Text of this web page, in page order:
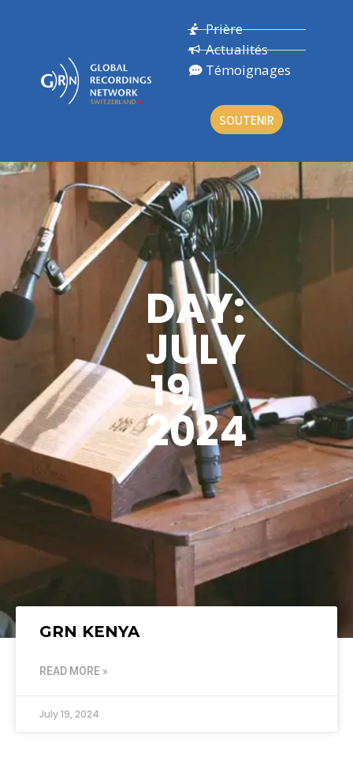
Prière
Actualités
Témoignages
SOUTENIR
DAY:
JULY
19,
2024
GRN KENYA
READ MORE »
July 19, 2024